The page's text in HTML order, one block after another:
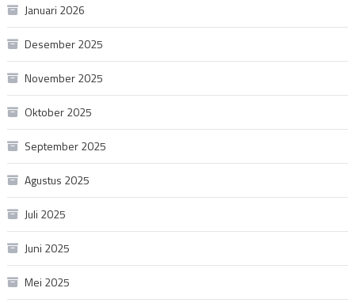
Januari 2026
Desember 2025
November 2025
Oktober 2025
September 2025
Agustus 2025
Juli 2025
Juni 2025
Mei 2025